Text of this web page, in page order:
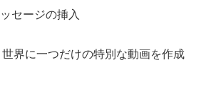
セージの挿入
界に一つだけの特別な動画を作成